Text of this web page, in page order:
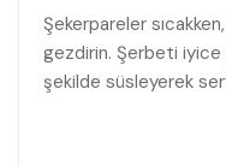
Şekerpareler
gezdirin. Şerbeti iyice
şekilde süsleyerek